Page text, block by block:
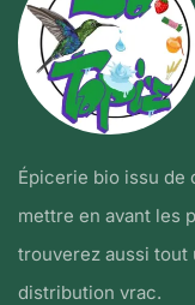
Épicerie bio issu
mettre en avant les
trouverez aussi tout
distribution vrac.